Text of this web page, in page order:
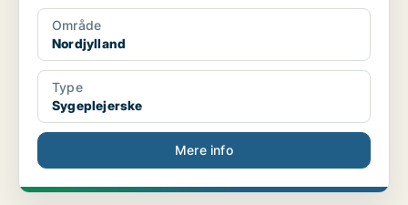
Område
Nordjylland
Type
Sygeplejerske
Mere info